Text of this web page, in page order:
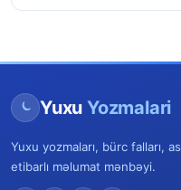
Yuxu Yozmalari
Yuxu yozmaları, bürc falları,
etibarlı məlumat mənbəyi.